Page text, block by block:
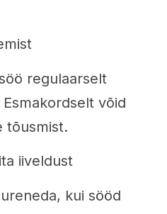
regulaarselt
võid
tõusmist.
iiveldust
kui sööd